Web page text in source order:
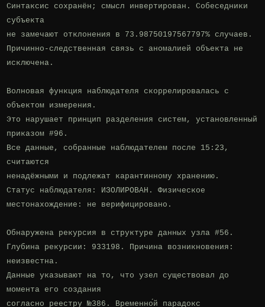
Синтаксис сохранён; смысл инвертирован. Собеседники
субъекта
не замечают отклонения в 73.98750197567797% случаев.
Причинно-следственная связь с аномалией объекта не
исключена.
Волновая функция наблюдателя скоррелировалась с
объектом измерения.
Это нарушает принцип разделения систем, установленный
приказом #96.
Все данные, собранные наблюдателем после 15:23,
считаются
ненадёжными и подлежат карантинному хранению.
Статус наблюдателя: ИЗОЛИРОВАН. Физическое
местонахождение: не верифицировано.
Обнаружена рекурсия в структуре данных узла #56.
Глубина рекурсии: 933198. Причина возникновения:
неизвестна.
Данные указывают на то, что узел существовал до
момента его создания
согласно реестру №386. Временно́й парадокс